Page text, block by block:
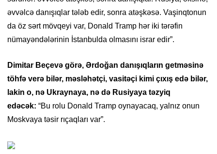
əvvəlcə danışıqlar tələb edir, sonra atəşkəsə. Vaşinqtonun
da öz sərt mövqeyi var, Donald Tramp hər iki tərəfin
nümayəndələrinin İstanbulda olmasını israr edir”.
Dimitar Beçevə görə, Ərdoğan danışıqların getməsinə
töhfə verə bilər, məsləhətçi, vasitəçi kimi çıxış edə bilər,
lakin o, nə Ukraynaya, nə də Rusiyaya təzyiq
edəcək: “Bu rolu Donald Tramp oynayacaq, yalnız onun
Moskvaya təsir rıçaqları var”.